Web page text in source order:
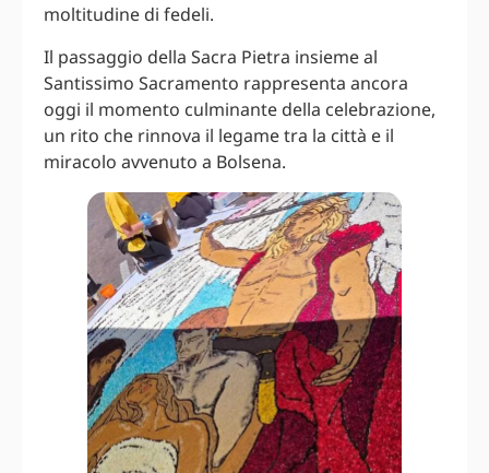
moltitudine di fedeli.
Il passaggio della Sacra Pietra insieme al
Santissimo Sacramento rappresenta ancora
oggi il momento culminante della celebrazione,
un rito che rinnova il legame tra la città e il
miracolo avvenuto a Bolsena.